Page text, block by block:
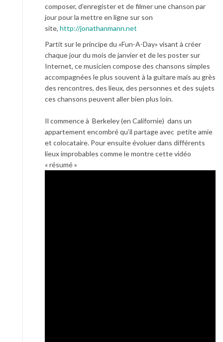
composer, d’enregister et de filmer une chanson par
jour pour la mettre en ligne sur son
site, http://jonathanmann.net
Partit sur le principe du «Fun-A-Day» visant à créer
chaque jour du mois de janvier et de les poster sur
Internet, ce musicien compose des chansons simples
accompagnées le plus souvent à la guitare mais au grès
des rencontres, des lieux, des personnes et des sujets
ces chansons peuvent aller bien plus loin.
Il commence à Berkeley (en Californie) dans un
appartement encombré qu’il partage avec petite amie
et colocataire. Pour ensuite évoluer dans différents
lieux improbables comme le montre cette vidéo
« résumé »